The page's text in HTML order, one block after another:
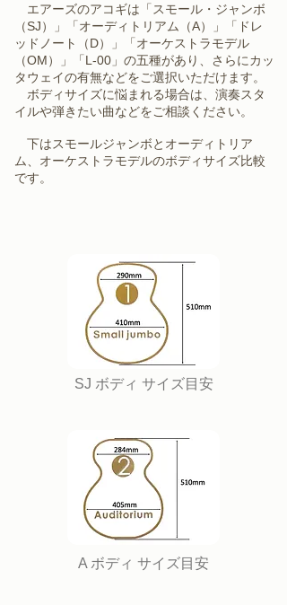
​ エアーズのアコギは「スモール・ジャンボ
（SJ）」「オーディトリアム（A）」「ドレ
ッドノート（D）」「オーケストラモデル
（OM）」「L-00」の五種があり、さらにカッ
タウェイの有無などをご選択いただけます。
ボディサイズに悩まれる場合は、演奏スタ
イルや弾きたい曲などをご相談ください。
​ 下はスモールジャンボとオーディトリア
ム、オーケストラモデルのボディサイズ比較
です。
SJ ボディ サイズ目安
A ボディ サイズ目安